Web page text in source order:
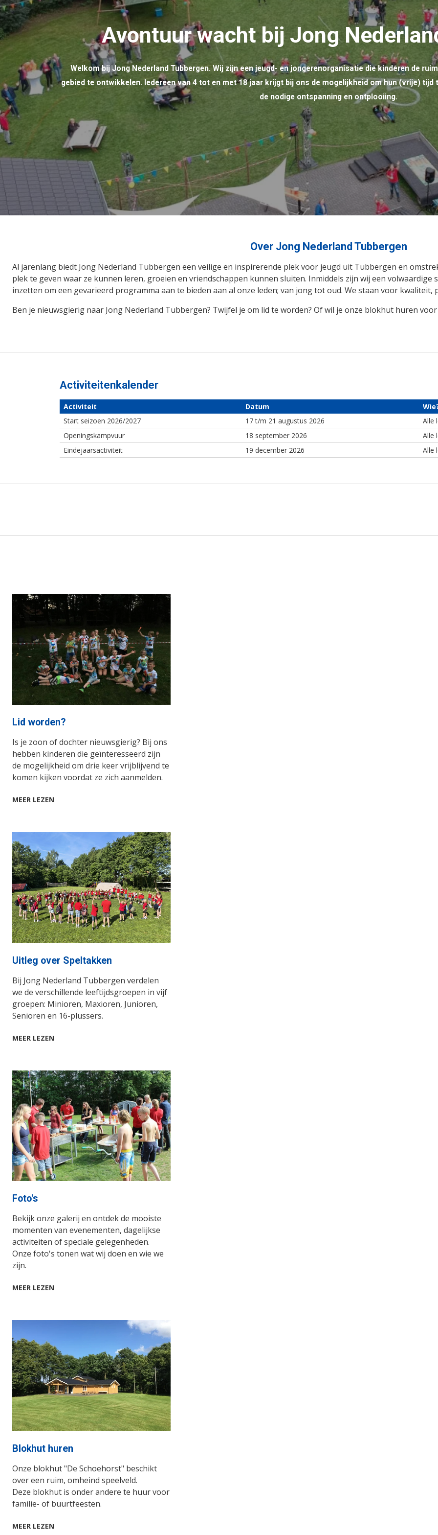
Avontuur wacht bij Jong
Welkom bij Jong Nederland Tubbergen. Wij zijn een jeugd- en jongerenorganisatie die kinderen de
gebied te ontwikkelen. Iedereen van 4 tot en met 18 jaar krijgt bij ons de mogelijkheid om hun (vrije)
de nodige ontspanning en ontplooiing.
Over Jong Nederland Tubbergen
Al jarenlang biedt Jong Nederland Tubbergen een veilige en inspirerende plek voor jeugd uit Tubbergen en
plek te geven waar ze kunnen leren, groeien en vriendschappen kunnen sluiten. Inmiddels zijn wij een
inzetten om een gevarieerd programma aan te bieden aan al onze leden; van jong tot oud. We staan voor kwaliteit,
Ben je nieuwsgierig naar Jong Nederland Tubbergen? Twijfel je om lid te worden? Of wil je onze blokhut huren
Activiteitenkalender
Activiteit Datum
Start seizoen 2026/2027
17 t/m 21 augustus 2026
Alle
Openingskampvuur
18 september 2026
Alle
Eindejaarsactiviteit
19 december 2026 Alle
Lid worden?
Is je zoon of dochter nieuwsgierig? Bij ons
hebben kinderen die geïnteresseerd zijn
de mogelijkheid om drie keer vrijblijvend te
komen kijken voordat ze zich aanmelden.
MEER LEZEN
Uitleg over Speltakken
Bij Jong Nederland Tubbergen verdelen
we de verschillende leeftijdsgroepen in vijf
groepen: Minioren, Maxioren, Junioren,
Senioren en 16-plussers.
MEER LEZEN
Foto's
Bekijk onze galerij en ontdek de mooiste
momenten van evenementen, dagelijkse
activiteiten of speciale gelegenheden.
Onze foto's tonen wat wij doen en wie we
zijn.
MEER LEZEN
Blokhut huren
Onze blokhut "De Schoehorst" beschikt
over een ruim, omheind speelveld.
Deze blokhut is onder andere te huur voor
familie- of buurtfeesten.
MEER LEZEN